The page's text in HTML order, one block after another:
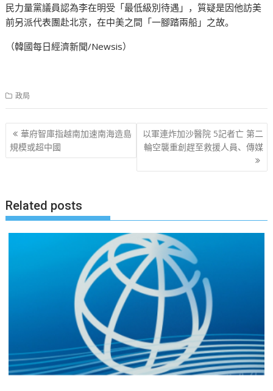
民力量黨議員認為李在明受「最低級別待遇」，質疑是因他訪美
前另派代表團赴北京，在中美之間「一腳踏兩船」之故。
（韓國每日經濟新聞/Newsis）
政局
文
章
華府智庫指越南加速南海造島
規模或超中國
以軍連炸加沙醫院 5記者亡 第二
輪空襲重創趕至救援人員、傳媒
Related posts